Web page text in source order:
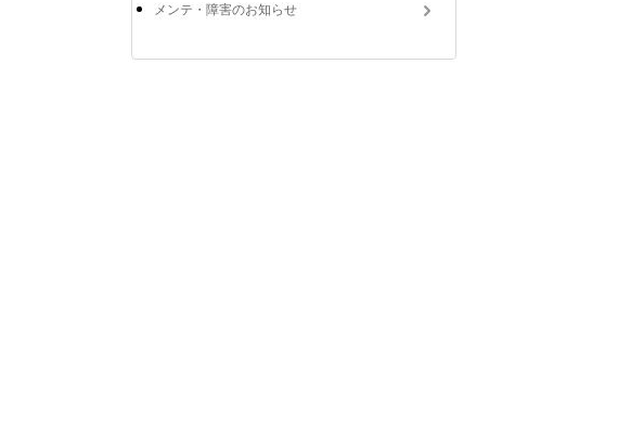
メンテ・障害のお知らせ